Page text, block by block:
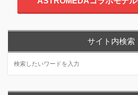
サイト内検索